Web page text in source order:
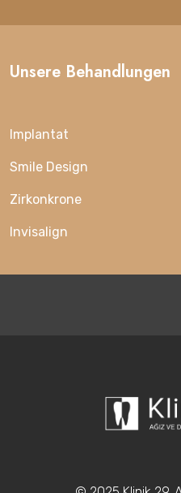
Unsere Behandlungen
Implantat
Smile Design
Zirkonkrone
Invisalign